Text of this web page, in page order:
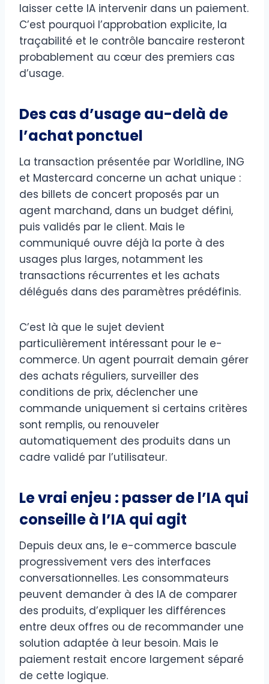
laisser cette IA intervenir dans un paiement.
C’est pourquoi l’approbation explicite, la
traçabilité et le contrôle bancaire resteront
probablement au cœur des premiers cas
d’usage.
Des cas d’usage au-delà de
l’achat ponctuel
La transaction présentée par Worldline, ING
et Mastercard concerne un achat unique :
des billets de concert proposés par un
agent marchand, dans un budget défini,
puis validés par le client. Mais le
communiqué ouvre déjà la porte à des
usages plus larges, notamment les
transactions récurrentes et les achats
délégués dans des paramètres prédéfinis.
C’est là que le sujet devient
particulièrement intéressant pour le e-
commerce. Un agent pourrait demain gérer
des achats réguliers, surveiller des
conditions de prix, déclencher une
commande uniquement si certains critères
sont remplis, ou renouveler
automatiquement des produits dans un
cadre validé par l’utilisateur.
Le vrai enjeu : passer de l’IA qui
conseille à l’IA qui agit
Depuis deux ans, le e-commerce bascule
progressivement vers des interfaces
conversationnelles. Les consommateurs
peuvent demander à des IA de comparer
des produits, d’expliquer les différences
entre deux offres ou de recommander une
solution adaptée à leur besoin. Mais le
paiement restait encore largement séparé
de cette logique.